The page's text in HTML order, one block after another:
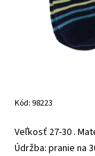
Kód: 98223
Veľkosť 27-30 .
Údržba: pranie na